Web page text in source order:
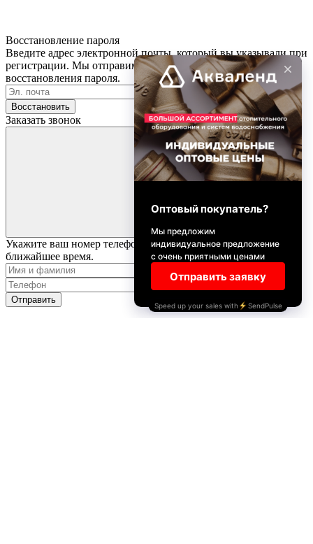
Восстановление пароля
Введите адрес электронной почты, который вы указывали при
регистрации. Мы отправим письмо с информацией для
восстановления пароля.
Восстановить
Заказать звонок
Укажите ваш номер телефона и имя. Мы свяжемся с вами в
ближайшее время.
Отправить